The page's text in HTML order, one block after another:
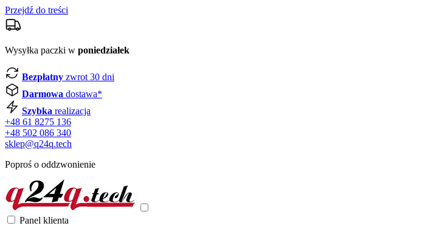
Przejdź do treści
Wysyłka paczki w poniedziałek
Bezpłatny zwrot 30 dni
Darmowa dostawa*
Szybka realizacja
+48 61 8275 136
+48 502 086 340
sklep@q24q.tech
Poproś o oddzwonienie
Panel klienta